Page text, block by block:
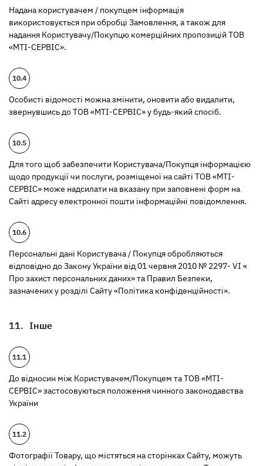
Надана користувачем / покупцем інформація
використовується при обробці Замовлення, а також для
надання Користувачу/Покупцю комерційних пропозицій ТОВ
«МТІ-СЕРВІС».
Особисті відомості можна змінити, оновити або видалити,
звернувшись до ТОВ «МТІ-СЕРВІС» у будь-який спосіб.
Для того щоб забезпечити Користувача/Покупця інформацією
щодо продукції чи послуги, розміщеної на сайті ТОВ «МТІ-
СЕРВІС» може надсилати на вказану при заповнені форм на
Сайті адресу електронної пошти інформаційні повідомлення.
Персональні дані Користувача / Покупця обробляються
відповідно до Закону України від 01 червня 2010 № 2297- VI «
Про захист персональних даних» та Правил Безпеки,
зазначених у розділі Сайту «Політика конфіденційності».
Інше
До відносин між Користувачем/Покупцем та ТОВ «МТІ-
СЕРВІС» застосовуються положення чинного законодавства
України
Фотографії Товару, що містяться на сторінках Сайту, можуть